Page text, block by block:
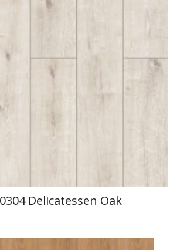
Delicatessen Oak